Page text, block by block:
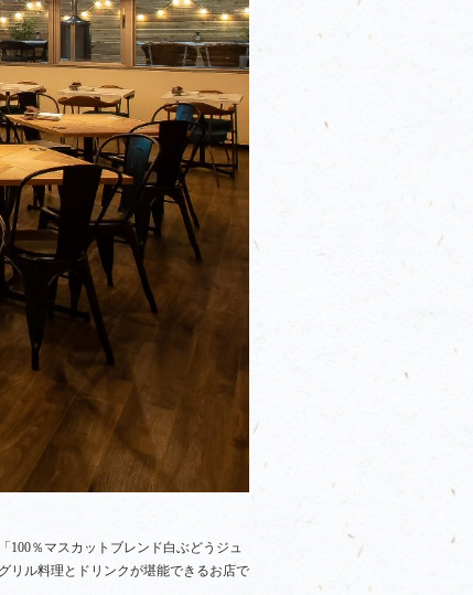
％マスカットブレンド白ぶどうジュ
リル料理とドリンクが堪能できるお店で